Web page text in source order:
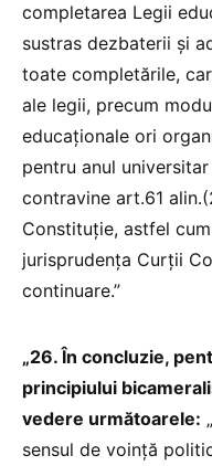
completarea Legii
sustras dezbaterii și
toate completările,
ale legii, precum
educaționale ori
pentru anul
contravine art.61
Constituție, astfel
jurisprudența Curții
continuare.”
„26. În concluzie,
principiului
vedere următoarele:
sensul de voință